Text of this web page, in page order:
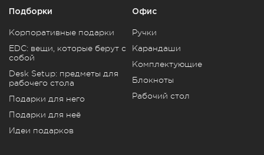
Подборки
Корпоративные подарки
EDC: вещи, которые берут с
собой
Desk Setup: предметы для
рабочего стола
Подарки для него
Подарки для неё
Идеи подарков
Офис
Ручки
Карандаши
Комплектующие
Блокноты
Рабочий стол